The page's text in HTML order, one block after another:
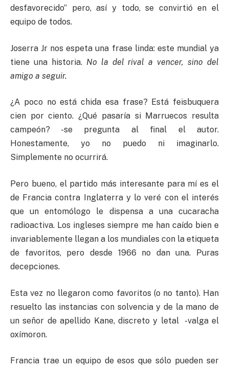
desfavorecido” pero, así y todo, se convirtió en el
equipo de todos.
Joserra Jr nos espeta una frase linda: este mundial ya
tiene una historia. No la del rival a vencer, sino del
amigo a seguir.
¿A poco no está chida esa frase? Está feisbuquera
cien por ciento. ¿Qué pasaría si Marruecos resulta
campeón? -se pregunta al final el autor.
Honestamente, yo no puedo ni imaginarlo.
Simplemente no ocurrirá.
Pero bueno, el partido más interesante para mí es el
de Francia contra Inglaterra y lo veré con el interés
que un entomólogo le dispensa a una cucaracha
radioactiva. Los ingleses siempre me han caído bien e
invariablemente llegan a los mundiales con la etiqueta
de favoritos, pero desde 1966 no dan una. Puras
decepciones.
Esta vez no llegaron como favoritos (o no tanto). Han
resuelto las instancias con solvencia y de la mano de
un señor de apellido Kane, discreto y letal -valga el
oxímoron.
Francia trae un equipo de esos que sólo pueden ser